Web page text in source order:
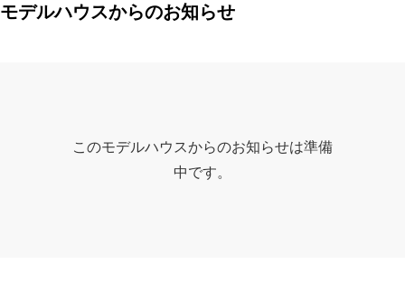
モデルハウスからのお知らせ
このモデルハウスからのお知らせは準備
中です。